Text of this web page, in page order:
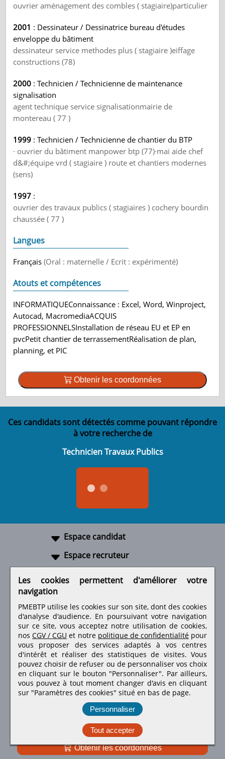
Obtenir les coordonnées
ouvrier aménagement des combles ( stagiaire)particulier
2001 : Dessinateur / Dessinatrice bureau d'études
enveloppe du bâtiment
dessinateur service methodes plus ( stagiaire )eiffage
constructions (78)
2000 : Technicien / Technicienne de maintenance
signalisation
agent technique service signalisationmairie de
montereau ( 77 )
1999 : Technicien / Technicienne de chantier du BTP
· ouvrier du bâtiment manpower btp (77)·mai aide chef
d&#;équipe vrd ( stagiaire ) route et chantiers modernes
(sens)
1997 :
ouvrier des travaux publics ( stagiaires ) cochery bourdin
chaussée ( 77 )
Langues
Français(Oral : maternelle / Ecrit : expérimenté)
Atouts et compétences
INFORMATIQUEConnaissance : Excel, Word, Winproject,
Autocad, MacromediaACQUIS
PROFESSIONNELSInstallation de réseau EU et EP en
pvcPetit chantier de terrassementRéalisation de plan,
planning, et PIC
Obtenir les coordonnées
Ces candidats sont détectés comme pouvant répondre
à votre recherche de
Technicien Travaux Publics
Espace candidat
Espace recruteur
Retrouvez-nous sur les réseaux sociaux
PMEBTP - Tous droits réservés © 1999 - 2026
Les cookies permettent d'améliorer votre
navigation
PMEBTP utilise les cookies sur son site, dont des cookies
d'analyse d'audience. En poursuivant votre navigation
sur ce site, vous acceptez notre utilisation de cookies,
nos CGV / CGU et notre politique de confidentialité pour
vous proposer des services adaptés à vos centres
d'intérêt et réaliser des statistiques de visites.Vous
pouvez choisir de refuser ou de personnaliser vos choix
en cliquant sur le bouton "Personnaliser". Par ailleurs,
vous pouvez à tout moment changer d'avis en cliquant
sur "Paramètres des cookies" situé en bas de page.
Personnaliser
Tout accepter